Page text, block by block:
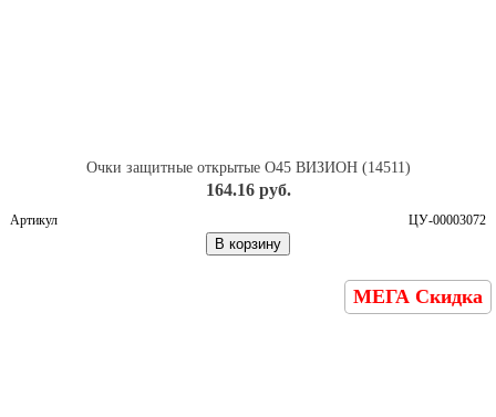
Очки защитные открытые О45 ВИЗИОН (14511)
164.16 руб.
Артикул ЦУ-00003072
В корзину
МЕГА Скидка